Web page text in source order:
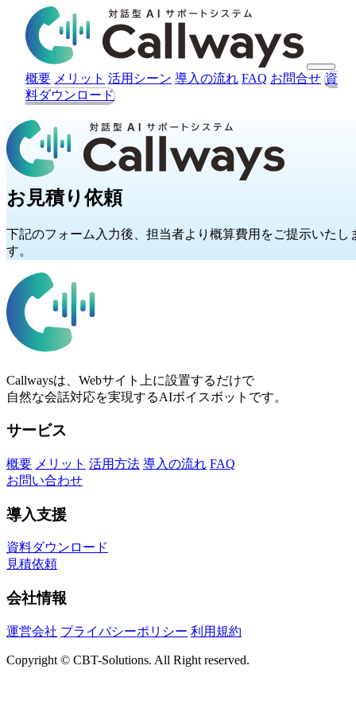
概要 メリット 活用シーン 導入の流れ FAQ お問合せ 資
料ダウンロード
お見積り依頼
下記のフォーム入力後、担当者より概算費用をご提示いたし
す。
Callwaysは、Webサイト上に設置するだけで
自然な会話対応を実現するAIボイスボットです。
サービス
概要 メリット 活用方法 導入の流れ FAQ
お問い合わせ
導入支援
資料ダウンロード
見積依頼
会社情報
運営会社 プライバシーポリシー 利用規約
Copyright © CBT-Solutions. All Right reserved.